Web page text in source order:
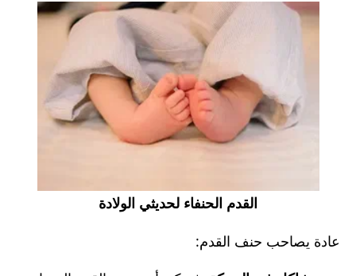
القدم الحنفاء لحديثي الولادة
عادة يصاحب حنف القدم: